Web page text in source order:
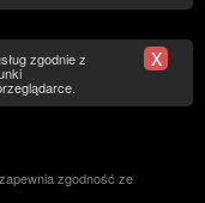
zgodnie z X
zgodność ze